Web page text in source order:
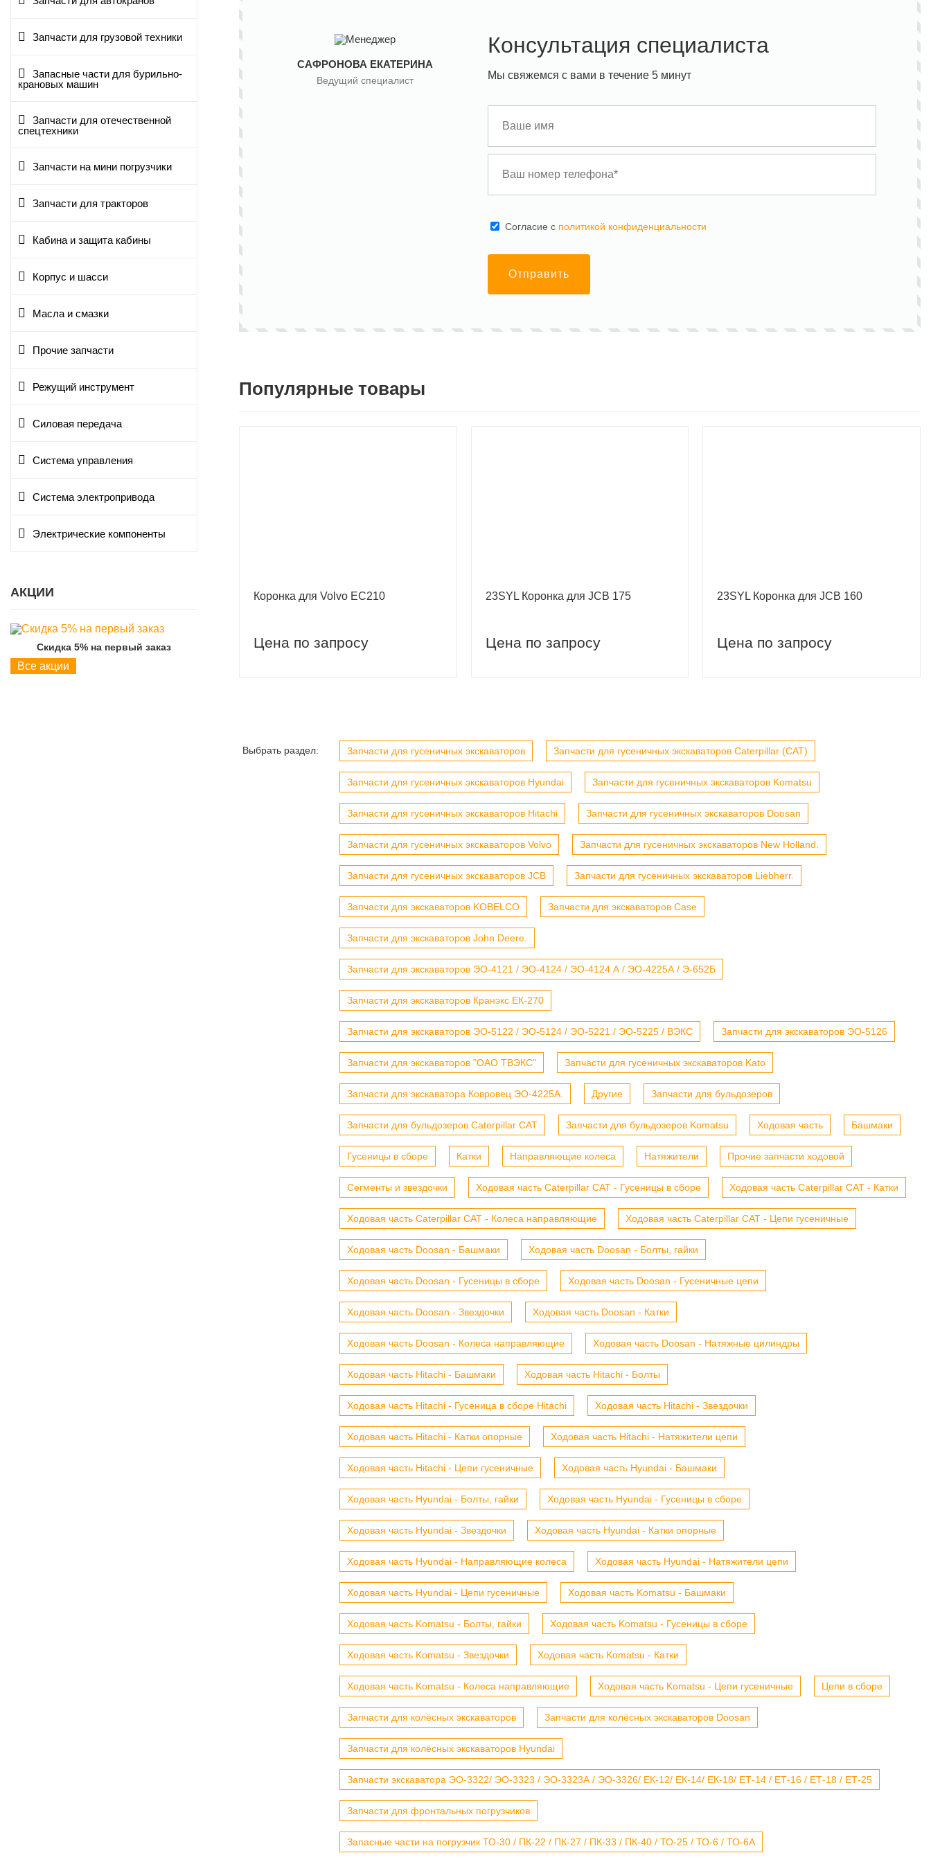
Запчасти для грузовой техники
Запасные части для бурильно-
крановых машин
Запчасти для отечественной
спецтехники
Запчасти на мини погрузчики
Запчасти для тракторов
Кабина и защита кабины
Корпус и шасси
Масла и смазки
Прочие запчасти
Режущий инструмент
Силовая передача
Система управления
Система электропривода
Электрические компоненты
АКЦИИ
Скидка 5% на первый заказ Скидка 5% на первый заказ Скидка 5% на первый заказ
Все акции
САФРОНОВА ЕКАТЕРИНА
Ведущий специалист
Консультация специалиста
Мы свяжемся с вами в течение 5 минут
Cогласие с политикой конфиденциальности
Отправить
Популярные товары
Коронка для Volvo EC210
Цена по запросу
23SYL Коронка для JCB 175
Цена по запросу
23SYL Коронка для JCB 160
Цена по запросу
Выбрать раздел: Запчасти для гусеничных экскаваторов Запчасти для гусеничных экскаваторов Caterpillar (CAT)
Запчасти для гусеничных экскаваторов Hyundai Запчасти для гусеничных экскаваторов Komatsu
Запчасти для гусеничных экскаваторов Hitachi Запчасти для гусеничных экскаваторов Doosan
Запчасти для гусеничных экскаваторов Volvo Запчасти для гусеничных экскаваторов New Holland.
Запчасти для гусеничных экскаваторов JCB Запчасти для гусеничных экскаваторов Liebherr.
Запчасти для экскаваторов KOBELCO Запчасти для экскаваторов Case
Запчасти для экскаваторов John Deere.
Запчасти для экскаваторов ЭО-4121 / ЭО-4124 / ЭО-4124 А / ЭО-4225А / Э-652Б
Запчасти для экскаваторов Кранэкс ЕК-270
Запчасти для экскаваторов ЭО-5122 / ЭО-5124 / ЭО-5221 / ЭО-5225 / ВЭКС Запчасти для экскаваторов ЭО-5126
Запчасти для экскаваторов "ОАО ТВЭКС" Запчасти для гусеничных экскаваторов Kato
Запчасти для экскаватора Ковровец ЭО-4225А. Другие Запчасти для бульдозеров
Запчасти для бульдозеров Caterpillar CAT Запчасти для бульдозеров Komatsu Ходовая часть Башмаки
Гусеницы в сборе Катки Направляющие колеса Натяжители Прочие запчасти ходовой
Сегменты и звездочки Ходовая часть Caterpillar CAT - Гусеницы в сборе Ходовая часть Caterpillar CAT - Катки
Ходовая часть Caterpillar CAT - Колеса направляющие Ходовая часть Caterpillar CAT - Цепи гусеничные
Ходовая часть Doosan - Башмаки Ходовая часть Doosan - Болты, гайки
Ходовая часть Doosan - Гусеницы в сборе Ходовая часть Doosan - Гусеничные цепи
Ходовая часть Doosan - Звездочки Ходовая часть Doosan - Катки
Ходовая часть Doosan - Колеса направляющие Ходовая часть Doosan - Натяжные цилиндры
Ходовая часть Hitachi - Башмаки Ходовая часть Hitachi - Болты
Ходовая часть Hitachi - Гусеница в сборе Hitachi Ходовая часть Hitachi - Звездочки
Ходовая часть Hitachi - Катки опорные Ходовая часть Hitachi - Натяжители цепи
Ходовая часть Hitachi - Цепи гусеничные Ходовая часть Hyundai - Башмаки
Ходовая часть Hyundai - Болты, гайки Ходовая часть Hyundai - Гусеницы в сборе
Ходовая часть Hyundai - Звездочки Ходовая часть Hyundai - Катки опорные
Ходовая часть Hyundai - Направляющие колеса Ходовая часть Hyundai - Натяжители цепи
Ходовая часть Hyundai - Цепи гусеничные Ходовая часть Komatsu - Башмаки
Ходовая часть Komatsu - Болты, гайки Ходовая часть Komatsu - Гусеницы в сборе
Ходовая часть Komatsu - Звездочки Ходовая часть Komatsu - Катки
Ходовая часть Komatsu - Колеса направляющие Ходовая часть Komatsu - Цепи гусеничные Цепи в сборе
Запчасти для колёсных экскаваторов Запчасти для колёсных экскаваторов Doosan
Запчасти для колёсных экскаваторов Hyundai
Запчасти экскаватора ЭО-3322/ ЭО-3323 / ЭО-3323А / ЭО-3326/ ЕК-12/ ЕК-14/ ЕК-18/ ЕТ-14 / ЕТ-16 / ЕТ-18 / ЕТ-25
Запчасти для фронтальных погрузчиков
Запасные части на погрузчик ТО-30 / ПК-22 / ПК-27 / ПК-33 / ПК-40 / ТО-25 / ТО-6 / ТО-6А